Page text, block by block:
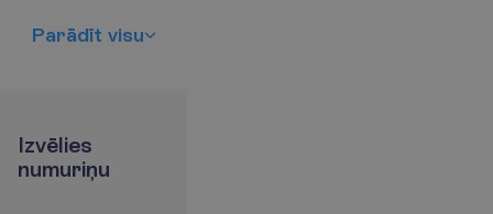
Parādīt visu
Izvēlies
numuriņu